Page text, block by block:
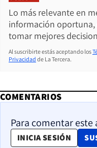
Lo más relevante en
información
tomar mejores
Al suscribirte estás aceptando los
Privacidad de La Tercera.
COMENTARIOS
Para comentar
INICIA SESIÓN